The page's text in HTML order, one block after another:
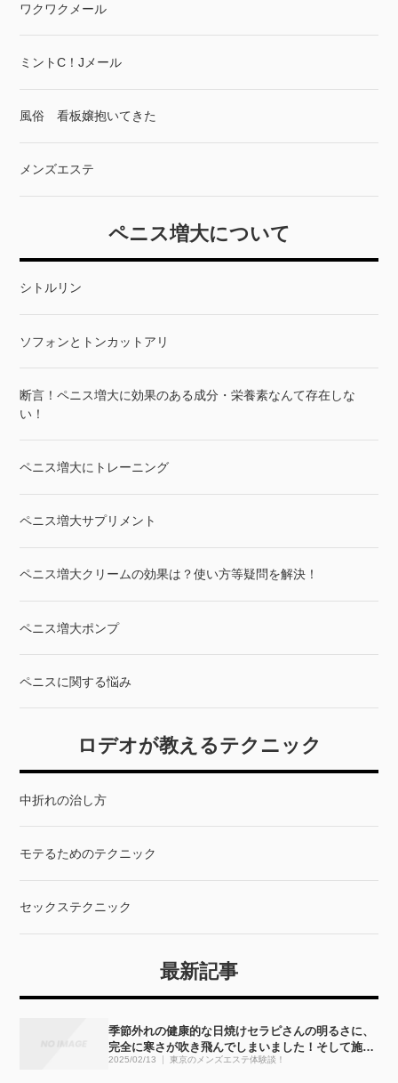
ワクワクメール
ミントC！Jメール
風俗 看板嬢抱いてきた
メンズエステ
ペニス増大について
シトルリン
ソフォンとトンカットアリ
断言！ペニス増大に効果のある成分・栄養素なんて存在しな
い！
ペニス増大にトレーニング
ペニス増大サプリメント
ペニス増大クリームの効果は？使い方等疑問を解決！
ペニス増大ポンプ
ペニスに関する悩み
ロデオが教えるテクニック
中折れの治し方
モテるためのテクニック
セックステクニック
最新記事
季節外れの健康的な日焼けセラピさんの明るさに、
完全に寒さが吹き飛んでしまいました！そして施術
も・・・完全にぶっ飛びました！！
2025/02/13 東京のメンズエステ体験談！